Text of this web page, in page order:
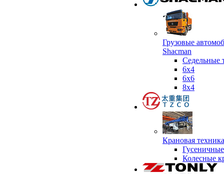
Грузовые
Shacman
Седельные
6х4
6x6
8x4
Крановая
Колесные